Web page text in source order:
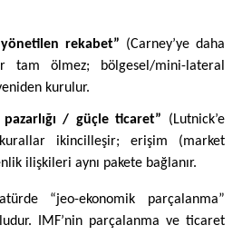
rekabet” (Carney’ye daha
tam ölmez; bölgesel/mini-lateral
kurulur.
/ güçle ticaret” (Lutnick’e
ikincilleşir; erişim (market
ilişkileri aynı pakete bağlanır.
“jeo-ekonomik parçalanma”
IMF’nin parçalanma ve ticaret